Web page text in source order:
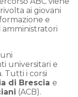
ai giovani
e
universitari e
Tutti i corsi
di Brescia e
(ACB).